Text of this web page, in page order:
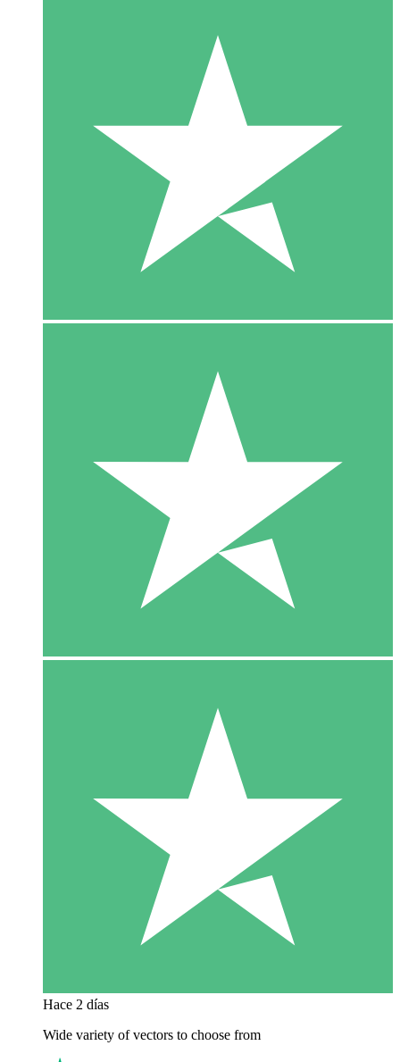
Hace 2 días
Wide variety of vectors to choose from